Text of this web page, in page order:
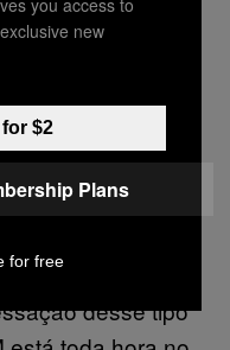
enfim,
o direito da
tem uma
a Prefeitura
sair dali, a gente
decisão
e
e a
desse tipo
new
$2
Plans
for free